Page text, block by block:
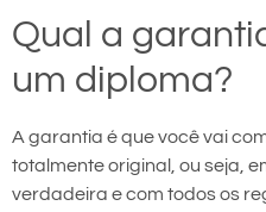
Qual a
um diploma?
A garantia é que você vai
totalmente original, ou seja,
verdadeira e com todos os